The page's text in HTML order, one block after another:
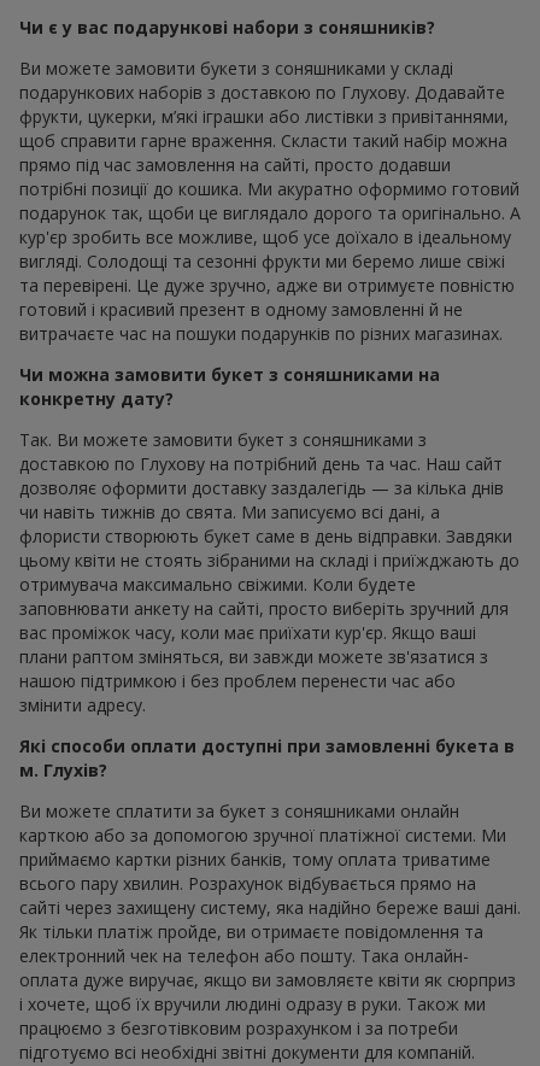
Чи є у вас подарункові набори з соняшників?
Ви можете замовити букети з соняшниками у складі
подарункових наборів з доставкою по Глухову. Додавайте
фрукти, цукерки, м’які іграшки або листівки з привітаннями,
щоб справити гарне враження. Скласти такий набір можна
прямо під час замовлення на сайті, просто додавши
потрібні позиції до кошика. Ми акуратно оформимо готовий
подарунок так, щоби це виглядало дорого та оригінально. А
кур'єр зробить все можливе, щоб усе доїхало в ідеальному
вигляді. Солодощі та сезонні фрукти ми беремо лише свіжі
та перевірені. Це дуже зручно, адже ви отримуєте повністю
готовий і красивий презент в одному замовленні й не
витрачаєте час на пошуки подарунків по різних магазинах.
Чи можна замовити букет з соняшниками на
конкретну дату?
Так. Ви можете замовити букет з соняшниками з
доставкою по Глухову на потрібний день та час. Наш сайт
дозволяє оформити доставку заздалегідь — за кілька днів
чи навіть тижнів до свята. Ми записуємо всі дані, а
флористи створюють букет саме в день відправки. Завдяки
цьому квіти не стоять зібраними на складі і приїжджають до
отримувача максимально свіжими. Коли будете
заповнювати анкету на сайті, просто виберіть зручний для
вас проміжок часу, коли має приїхати кур'єр. Якщо ваші
плани раптом зміняться, ви завжди можете зв'язатися з
нашою підтримкою і без проблем перенести час або
змінити адресу.
Які способи оплати доступні при замовленні букета в
м. Глухів?
Ви можете сплатити за букет з соняшниками онлайн
карткою або за допомогою зручної платіжної системи. Ми
приймаємо картки різних банків, тому оплата триватиме
всього пару хвилин. Розрахунок відбувається прямо на
сайті через захищену систему, яка надійно береже ваші дані.
Як тільки платіж пройде, ви отримаєте повідомлення та
електронний чек на телефон або пошту. Така онлайн-
оплата дуже виручає, якщо ви замовляєте квіти як сюрприз
і хочете, щоб їх вручили людині одразу в руки. Також ми
працюємо з безготівковим розрахунком і за потреби
підготуємо всі необхідні звітні документи для компаній.